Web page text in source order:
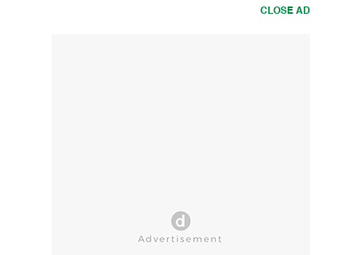
CLOSE AD